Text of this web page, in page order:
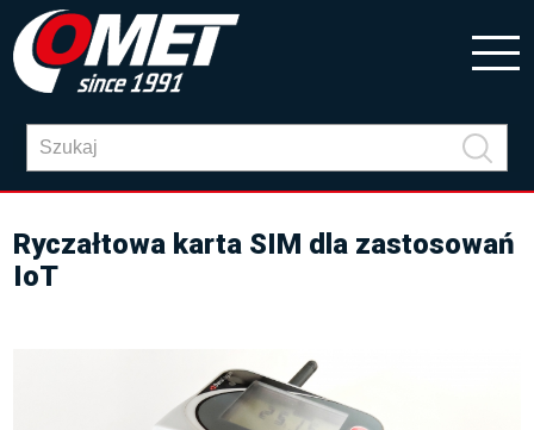
Ryczałtowa karta SIM dla zastosowań
IoT